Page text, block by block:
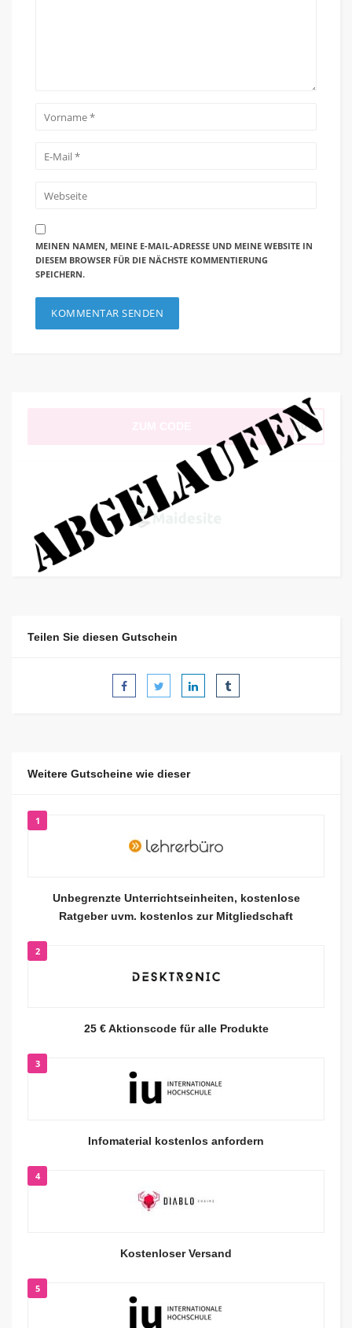
MEINEN NAMEN, MEINE E-MAIL-ADRESSE UND MEINE WEBSITE IN
DIESEM BROWSER FÜR DIE NÄCHSTE KOMMENTIERUNG
SPEICHERN.
D250
Teilen Sie diesen Gutschein
Weitere Gutscheine wie dieser
1
Unbegrenzte Unterrichtseinheiten, kostenlose
Ratgeber uvm. kostenlos zur Mitgliedschaft
2
25 € Aktionscode für alle Produkte
3
Infomaterial kostenlos anfordern
4
Kostenloser Versand
5